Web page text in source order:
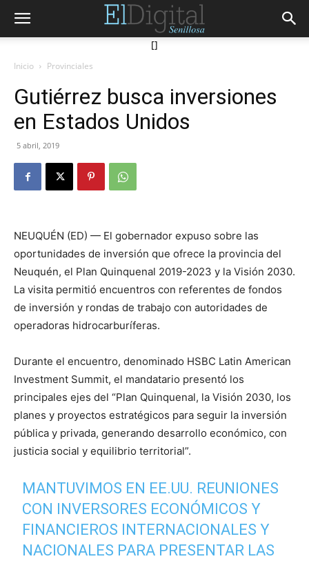
[]
Inicio Provinciales
Gutiérrez busca inversiones
en Estados Unidos
5 abril, 2019
NEUQUÉN (ED) — El gobernador expuso sobre las
oportunidades de inversión que ofrece la provincia del
Neuquén, el Plan Quinquenal 2019-2023 y la Visión 2030.
La visita permitió encuentros con referentes de fondos
de inversión y rondas de trabajo con autoridades de
operadoras hidrocarburíferas.
Durante el encuentro, denominado HSBC Latin American
Investment Summit, el mandatario presentó los
principales ejes del “Plan Quinquenal, la Visión 2030, los
planes y proyectos estratégicos para seguir la inversión
pública y privada, generando desarrollo económico, con
justicia social y equilibrio territorial”.
MANTUVIMOS EN EE.UU. REUNIONES
CON INVERSORES ECONÓMICOS Y
FINANCIEROS INTERNACIONALES Y
NACIONALES PARA PRESENTAR LAS